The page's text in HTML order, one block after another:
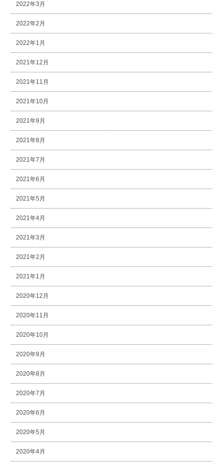
2022年3月
2022年2月
2022年1月
2021年12月
2021年11月
2021年10月
2021年9月
2021年8月
2021年7月
2021年6月
2021年5月
2021年4月
2021年3月
2021年2月
2021年1月
2020年12月
2020年11月
2020年10月
2020年9月
2020年8月
2020年7月
2020年6月
2020年5月
2020年4月